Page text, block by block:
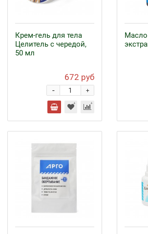
Крем-гель для тела
Целитель с чередой,
50 мл
672 руб
+
-
Масло